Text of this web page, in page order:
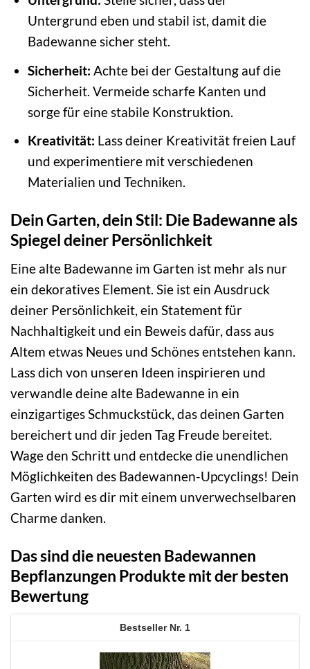
Untergrund eben und stabil ist, damit die
Badewanne sicher steht.
Sicherheit: Achte bei der Gestaltung auf die
Sicherheit. Vermeide scharfe Kanten und
sorge für eine stabile Konstruktion.
Kreativität: Lass deiner Kreativität freien Lauf
und experimentiere mit verschiedenen
Materialien und Techniken.
Dein Garten, dein Stil: Die Badewanne als
Spiegel deiner Persönlichkeit
Eine alte Badewanne im Garten ist mehr als nur
ein dekoratives Element. Sie ist ein Ausdruck
deiner Persönlichkeit, ein Statement für
Nachhaltigkeit und ein Beweis dafür, dass aus
Altem etwas Neues und Schönes entstehen kann.
Lass dich von unseren Ideen inspirieren und
verwandle deine alte Badewanne in ein
einzigartiges Schmuckstück, das deinen Garten
bereichert und dir jeden Tag Freude bereitet.
Wage den Schritt und entdecke die unendlichen
Möglichkeiten des Badewannen-Upcyclings! Dein
Garten wird es dir mit einem unverwechselbaren
Charme danken.
Das sind die neuesten Badewannen
Bepflanzungen Produkte mit der besten
Bewertung
1